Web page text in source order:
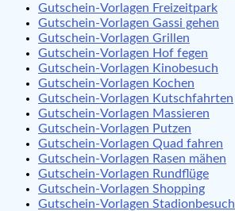
Gutschein-Vorlagen Freizeitpark
Gutschein-Vorlagen Gassi gehen
Gutschein-Vorlagen Grillen
Gutschein-Vorlagen Hof fegen
Gutschein-Vorlagen Kinobesuch
Gutschein-Vorlagen Kochen
Gutschein-Vorlagen Kutschfahrten
Gutschein-Vorlagen Massieren
Gutschein-Vorlagen Putzen
Gutschein-Vorlagen Quad fahren
Gutschein-Vorlagen Rasen mähen
Gutschein-Vorlagen Rundflüge
Gutschein-Vorlagen Shopping
Gutschein-Vorlagen Stadionbesuch